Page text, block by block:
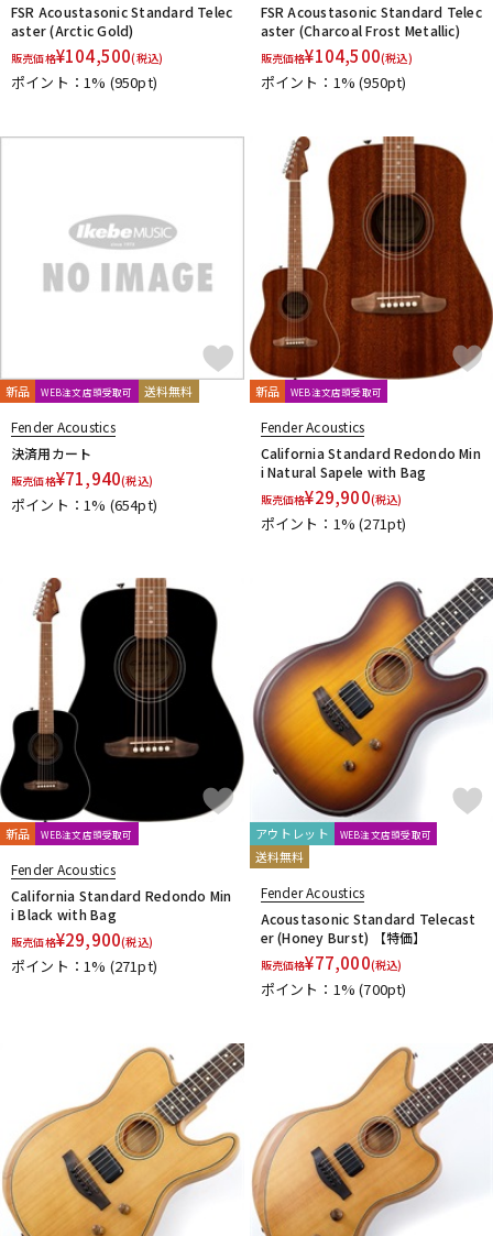
FSR Acoustasonic Standard Telec
aster (Arctic Gold)
販売価格¥104,500(税込)
ポイント：1% (950pt)
FSR Acoustasonic Standard Telec
aster (Charcoal Frost Metallic)
販売価格¥104,500(税込)
ポイント：1%(950pt)
新品 WEB注文店頭受取可 送料無料
Fender Acoustics
決済用カート
販売価格¥71,940(税込)
ポイント：1% (654pt)
新品 WEB注文店頭受取可
Fender Acoustics
California Standard Redondo Min
i Natural Sapele with Bag
販売価格¥29,900(税込)
ポイント：1%(271pt)
新品 WEB注文店頭受取可
Fender Acoustics
California Standard Redondo Min
i Black with Bag
販売価格¥29,900(税込)
ポイント：1% (271pt)
アウトレット WEB注文店頭受取可
送料無料
Fender Acoustics
Acoustasonic Standard Telecast
er (Honey Burst) 【特価】
販売価格¥77,000(税込)
ポイント：1%(700pt)